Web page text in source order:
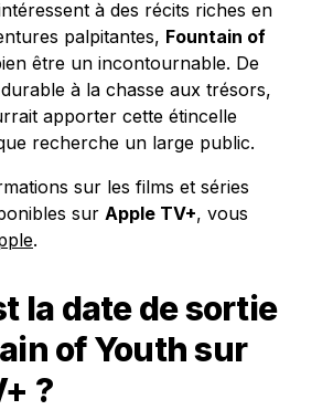
à des récits riches en
palpitantes, Fountain of
être un incontournable. De
durable à la chasse aux trésors,
apporter cette étincelle
recherche un large public.
sur les films et séries
sur Apple TV+, vous
.
la date de sortie
of Youth sur
?